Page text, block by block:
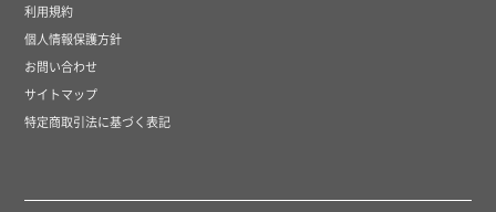
利用規約
個人情報保護方針
お問い合わせ
サイトマップ
特定商取引法に基づく表記